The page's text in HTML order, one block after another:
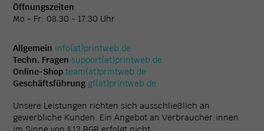
Öffnungszeiten
Mo - Fr: 08.30 - 17.30 Uhr
Allgemein info(at)printweb.de
Techn. Fragen support(at)printweb.de
Online-Shop team(at)printweb.de
Geschäftsführung gf(at)printweb.de
Unsere Leistungen richten sich ausschließlich an
gewerbliche Kunden. Ein Angebot an Verbraucher:innen